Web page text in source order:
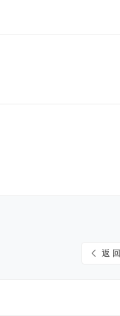
返 回